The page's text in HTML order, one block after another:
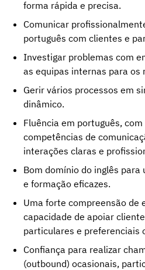
forma rápida e precisa.
Comunicar
português com clientes e
Investigar problemas com
as equipas internas para os
Gerir vários processos em
dinâmico.
Fluência em português,
competências de
interações claras e
Bom domínio do inglês
e formação eficazes.
Uma forte compreensão de
capacidade de apoiar
particulares e preferenciais
Confiança para realizar
(outbound) ocasionais,